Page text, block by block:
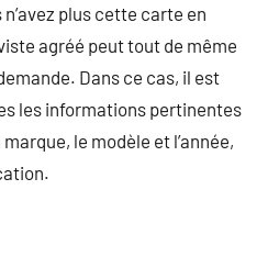
plus cette carte en
agréé peut tout de même
Dans ce cas, il est
les informations pertinentes
le modèle et l’année,